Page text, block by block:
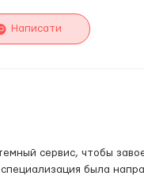
Написати
сервис, чтобы
была